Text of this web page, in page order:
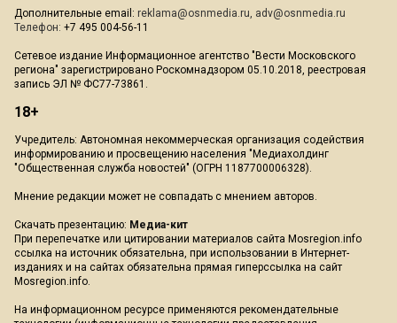
Дополнительные email: reklama@osnmedia.ru, adv@osnmedia.ru
Телефон: +7 495 004-56-11
Сетевое издание Информационное агентство "Вести Московского
региона" зарегистрировано Роскомнадзором 05.10.2018, реестровая
запись ЭЛ № ФС77-73861.
18+
Учредитель: Автономная некоммерческая организация содействия
информированию и просвещению населения "Медиахолдинг
"Общественная служба новостей" (ОГРН 1187700006328).
Мнение редакции может не совпадать с мнением авторов.
Скачать презентацию: Медиа-кит
При перепечатке или цитировании материалов сайта Mosregion.info
ссылка на источник обязательна, при использовании в Интернет-
изданиях и на сайтах обязательна прямая гиперссылка на сайт
Mosregion.info.
На информационном ресурсе применяются рекомендательные